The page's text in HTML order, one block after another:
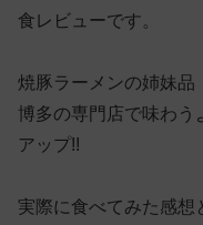
食レビューです。
焼豚ラーメンの姉妹品
博多の専門店で味わう
アップ!!
実際に食べてみた感想